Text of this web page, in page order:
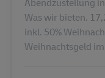
Was wir bieten.
inkl. 50%
Weihnachtsgeld